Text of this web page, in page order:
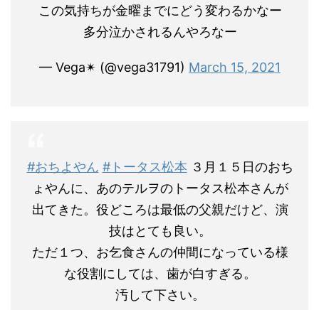
この気持ちが金曜までにどう変わるかなー
多分泣かされるんやろなー
— Vega✴︎ (@vega31791) March 15, 2021
#おちよやん #トータス松本 ３月１５日のおち
ょやんに、あのテルヲのトータス松本さんが
出てきた。役どころは最低の父親だけど、演
技はとても良い。
ただ１つ、お乞食さんの仲間になっている様
な役割にしては、歯が白すぎる。
汚して下さい。